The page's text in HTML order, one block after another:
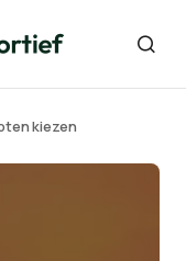
kiezen